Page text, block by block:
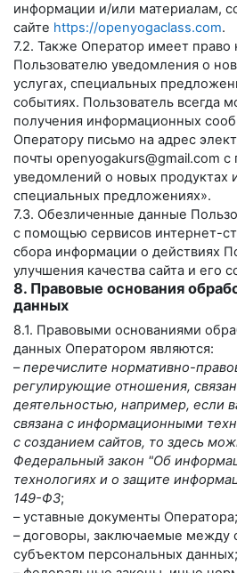
информации и/или материалам,
сайте https://openyogaclass.com.
7.2. Также Оператор имеет право
Пользователю уведомления о
услугах, специальных
событиях. Пользователь всегда
получения информационных
Оператору письмо на адрес
почты openyogakurs@gmail.com с
уведомлений о новых продуктах
специальных предложениях».
7.3. Обезличенные данные
с помощью сервисов интернет-
сбора информации о действиях
улучшения качества сайта и его
8. Правовые основания
данных
8.1. Правовыми основаниями
данных Оператором являются:
–перечислите нормативно-
регулирующие отношения,
деятельностью, например, если
связана с информационными
с созданием сайтов, то здесь
Федеральный закон "Об
технологиях и о защите
149-ФЗ;
– уставные документы Оператора;
– договоры, заключаемые между
субъектом персональных данных;